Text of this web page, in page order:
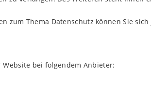
zum Thema Datenschutz können Sie
bei folgendem Anbieter: